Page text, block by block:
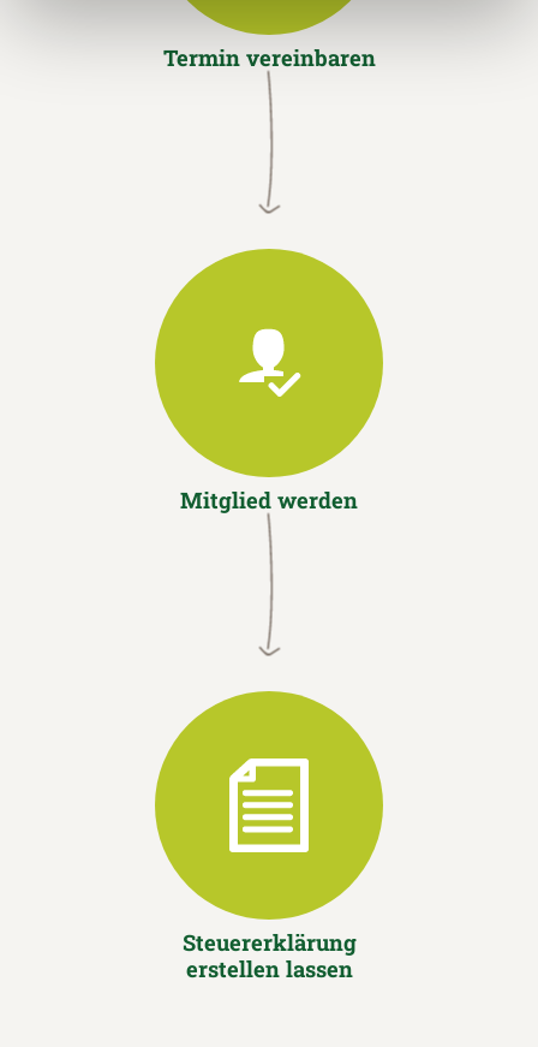
Termin vereinbaren
Mitglied werden
Steuererklärung
erstellen lassen